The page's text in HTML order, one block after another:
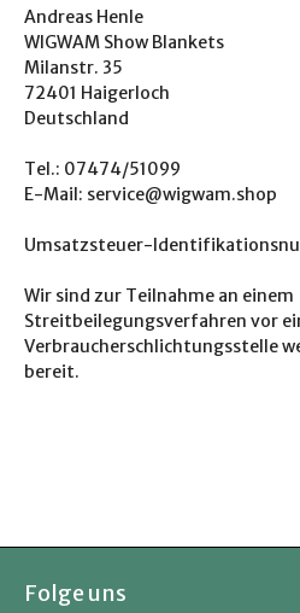
Andreas Henle
WIGWAM Show Blankets
Milanstr. 35
72401 Haigerloch
Deutschland
Tel.: 07474/51099
E-Mail: service@wigwam.shop
Umsatzsteuer-
Wir sind zur Teilnahme an einem
Streitbeilegungsverfahren vor
Verbraucherschlichtungsstelle
bereit.
Folge uns